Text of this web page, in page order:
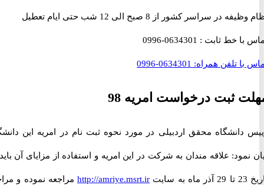
در سراسر کشور از 8 صبح الی 12 شب حتی ایام تعطیل
با خط ثابت :0634301-0996
تلفن همراه:0634301-0996
ثبت درخواست امریه 98
محقق اردبیلی در مورد نحوه ثبت نام در امریه این دانشگاه
علاقه مندان به شرکت در این امریه و استفاده از مزایای آن باید از
http://amriye.msrt.irمراجعه نموده و مراحل